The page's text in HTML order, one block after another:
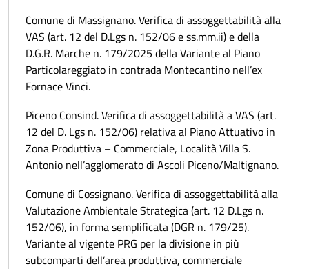
Comune di Massignano. Verifica di assoggettabilità alla
VAS (art. 12 del D.Lgs n. 152/06 e ss.mm.ii) e della
D.G.R. Marche n. 179/2025 della Variante al Piano
Particolareggiato in contrada Montecantino nell’ex
Fornace Vinci.
Piceno Consind. Verifica di assoggettabilità a VAS (art.
12 del D. Lgs n. 152/06) relativa al Piano Attuativo in
Zona Produttiva – Commerciale, Località Villa S.
Antonio nell’agglomerato di Ascoli Piceno/Maltignano.
Comune di Cossignano. Verifica di assoggettabilità alla
Valutazione Ambientale Strategica (art. 12 D.Lgs n.
152/06), in forma semplificata (DGR n. 179/25).
Variante al vigente PRG per la divisione in più
subcomparti dell’area produttiva, commerciale